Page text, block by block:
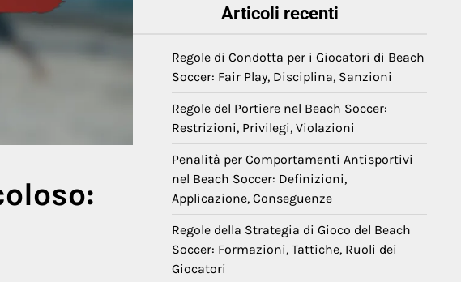
Articoli recenti
Regole di Condotta per i Giocatori di Beach
Soccer: Fair Play, Disciplina, Sanzioni
Regole del Portiere nel Beach Soccer:
Restrizioni, Privilegi, Violazioni
Penalità per Comportamenti Antisportivi
nel Beach Soccer: Definizioni,
Applicazione, Conseguenze
Regole della Strategia di Gioco del Beach
Soccer: Formazioni, Tattiche, Ruoli dei
Giocatori